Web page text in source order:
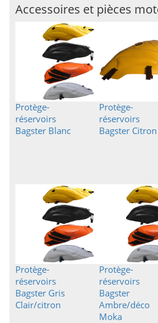
Accessoires et pièces
Protège-
réservoirs
Bagster Blanc
Protège-
réservoirs
Bagster Citron
Protège-
réservoirs
Bagster Gris
Clair/citron
Protège-
réservoirs
Bagster
Ambre/déco
Moka